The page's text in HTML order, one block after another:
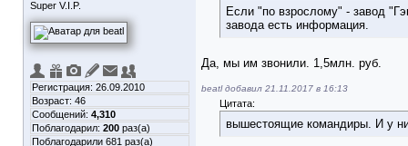
Super V.I.P.
Регистрация: 26.09.2010
Возраст: 46
Сообщений: 4,310
Поблагодарил: 200 раз(а)
Поблагодарили 681 раз(а)
Если "по взрослому" - завод
завода есть информация.
Да, мы им звонили. 1,5млн. руб.
beatl добавил 21.11.2017 в 16:13
Цитата:
вышестоящие командиры. И у